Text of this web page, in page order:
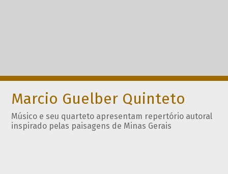
Marcio Guelber Quinteto
Músico e seu quarteto apresentam repertório autoral
inspirado pelas paisagens de Minas Gerais